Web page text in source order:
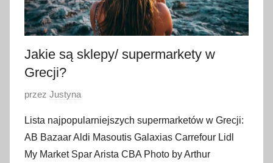
0
2
Jakie są sklepy/ supermarkety w
Grecji?
O
u
b
l
przez Justyna
Lista najpopularniejszych supermarketów w Grecji:
AB Bazaar Aldi Masoutis Galaxias Carrefour Lidl
My Market Spar Arista CBA Photo by Arthur